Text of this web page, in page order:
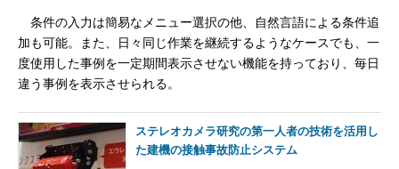
条件の入力は簡易なメニュー選択の他、自然言語による条件追
加も可能。また、日々同じ作業を継続するようなケースでも、一
度使用した事例を一定期間表示させない機能を持っており、毎日
違う事例を表示させられる。
ステレオカメラ研究の第一人者の技術を活用し
た建機の接触事故防止システム